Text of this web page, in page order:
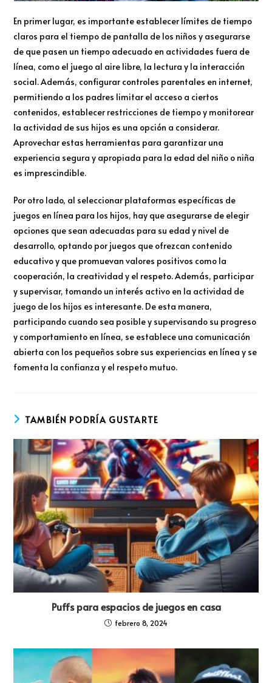
En primer lugar, es importante establecer límites de tiempo
claros para el tiempo de pantalla de los niños y asegurarse
de que pasen un tiempo adecuado en actividades fuera de
línea, como el juego al aire libre, la lectura y la interacción
social. Además, configurar controles parentales en internet,
permitiendo a los padres limitar el acceso a ciertos
contenidos, establecer restricciones de tiempo y monitorear
la actividad de sus hijos es una opción a considerar.
Aprovechar estas herramientas para garantizar una
experiencia segura y apropiada para la edad del niño o niña
es imprescindible.
Por otro lado, al seleccionar plataformas específicas de
juegos en línea para los hijos, hay que asegurarse de elegir
opciones que sean adecuadas para su edad y nivel de
desarrollo, optando por juegos que ofrezcan contenido
educativo y que promuevan valores positivos como la
cooperación, la creatividad y el respeto. Además, participar
y supervisar, tomando un interés activo en la actividad de
juego de los hijos es interesante. De esta manera,
participando cuando sea posible y supervisando su progreso
y comportamiento en línea, se establece una comunicación
abierta con los pequeños sobre sus experiencias en línea y se
fomenta la confianza y el respeto mutuo.
TAMBIÉN PODRÍA GUSTARTE
Puffs para espacios de juegos en casa
febrero 8, 2024